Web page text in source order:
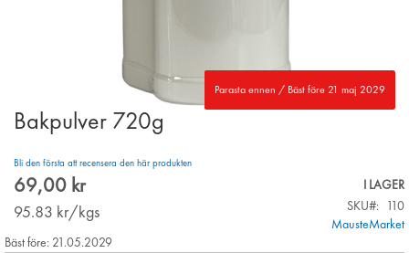
Parasta ennen / Bäst före 21 maj 2029
Skip
of
the
gallery
Bakpulver 720g
Bli den första att recensera den här produkten
69,00 kr
95.83 kr/kgs
I LAGER
SKU
110
MausteMarket
Bäst före: 21.05.2029